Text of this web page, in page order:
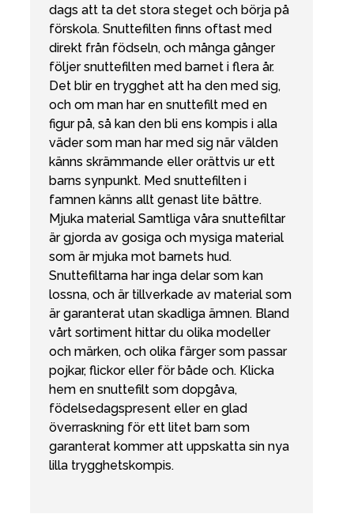
dags att ta det stora steget och börja på
förskola. Snuttefilten finns oftast med
direkt från födseln, och många gånger
följer snuttefilten med barnet i flera år.
Det blir en trygghet att ha den med sig,
och om man har en snuttefilt med en
figur på, så kan den bli ens kompis i alla
väder som man har med sig när välden
känns skrämmande eller orättvis ur ett
barns synpunkt. Med snuttefilten i
famnen känns allt genast lite bättre.
Mjuka material Samtliga våra snuttefiltar
är gjorda av gosiga och mysiga material
som är mjuka mot barnets hud.
Snuttefiltarna har inga delar som kan
lossna, och är tillverkade av material som
är garanterat utan skadliga ämnen. Bland
vårt sortiment hittar du olika modeller
och märken, och olika färger som passar
pojkar, flickor eller för både och. Klicka
hem en snuttefilt som dopgåva,
födelsedagspresent eller en glad
överraskning för ett litet barn som
garanterat kommer att uppskatta sin nya
lilla trygghetskompis.